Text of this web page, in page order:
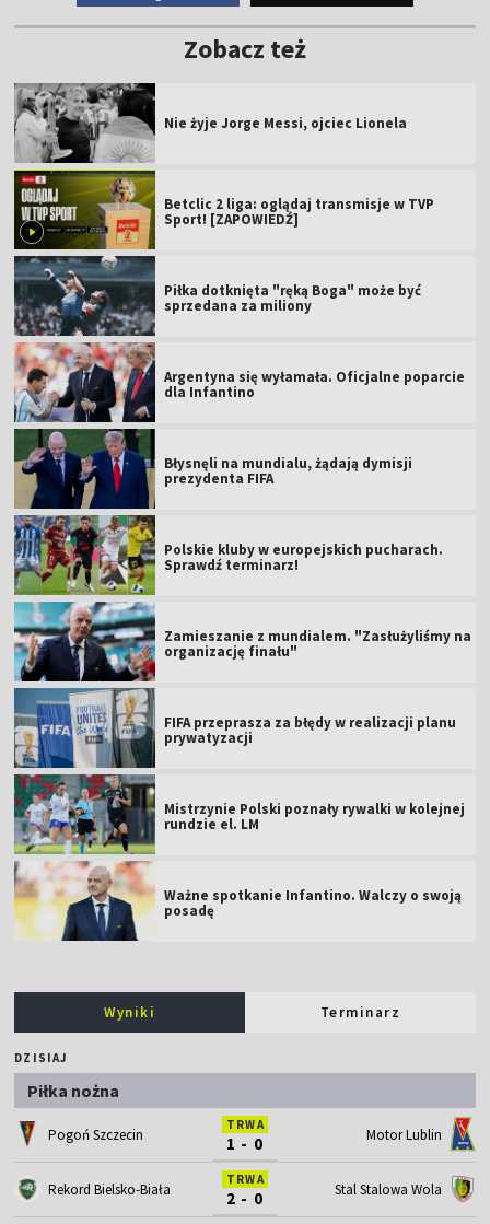
Zobacz też
Nie żyje Jorge Messi, ojciec Lionela
Betclic 2 liga: oglądaj transmisje w TVP
Sport! [ZAPOWIEDŹ]
Piłka dotknięta "ręką Boga" może być
sprzedana za miliony
Argentyna się wyłamała. Oficjalne poparcie
dla Infantino
Błysnęli na mundialu, żądają dymisji
prezydenta FIFA
Polskie kluby w europejskich pucharach.
Sprawdź terminarz!
Zamieszanie z mundialem. "Zasłużyliśmy na
organizację finału"
FIFA przeprasza za błędy w realizacji planu
prywatyzacji
Mistrzynie Polski poznały rywalki w kolejnej
rundzie el. LM
Ważne spotkanie Infantino. Walczy o swoją
posadę
Wyniki Terminarz
DZISIAJ
Piłka nożna
Pogoń Szczecin
TRWA
1 - 0 Motor Lublin
Rekord Bielsko-Biała
TRWA
2 - 0 Stal Stalowa Wola